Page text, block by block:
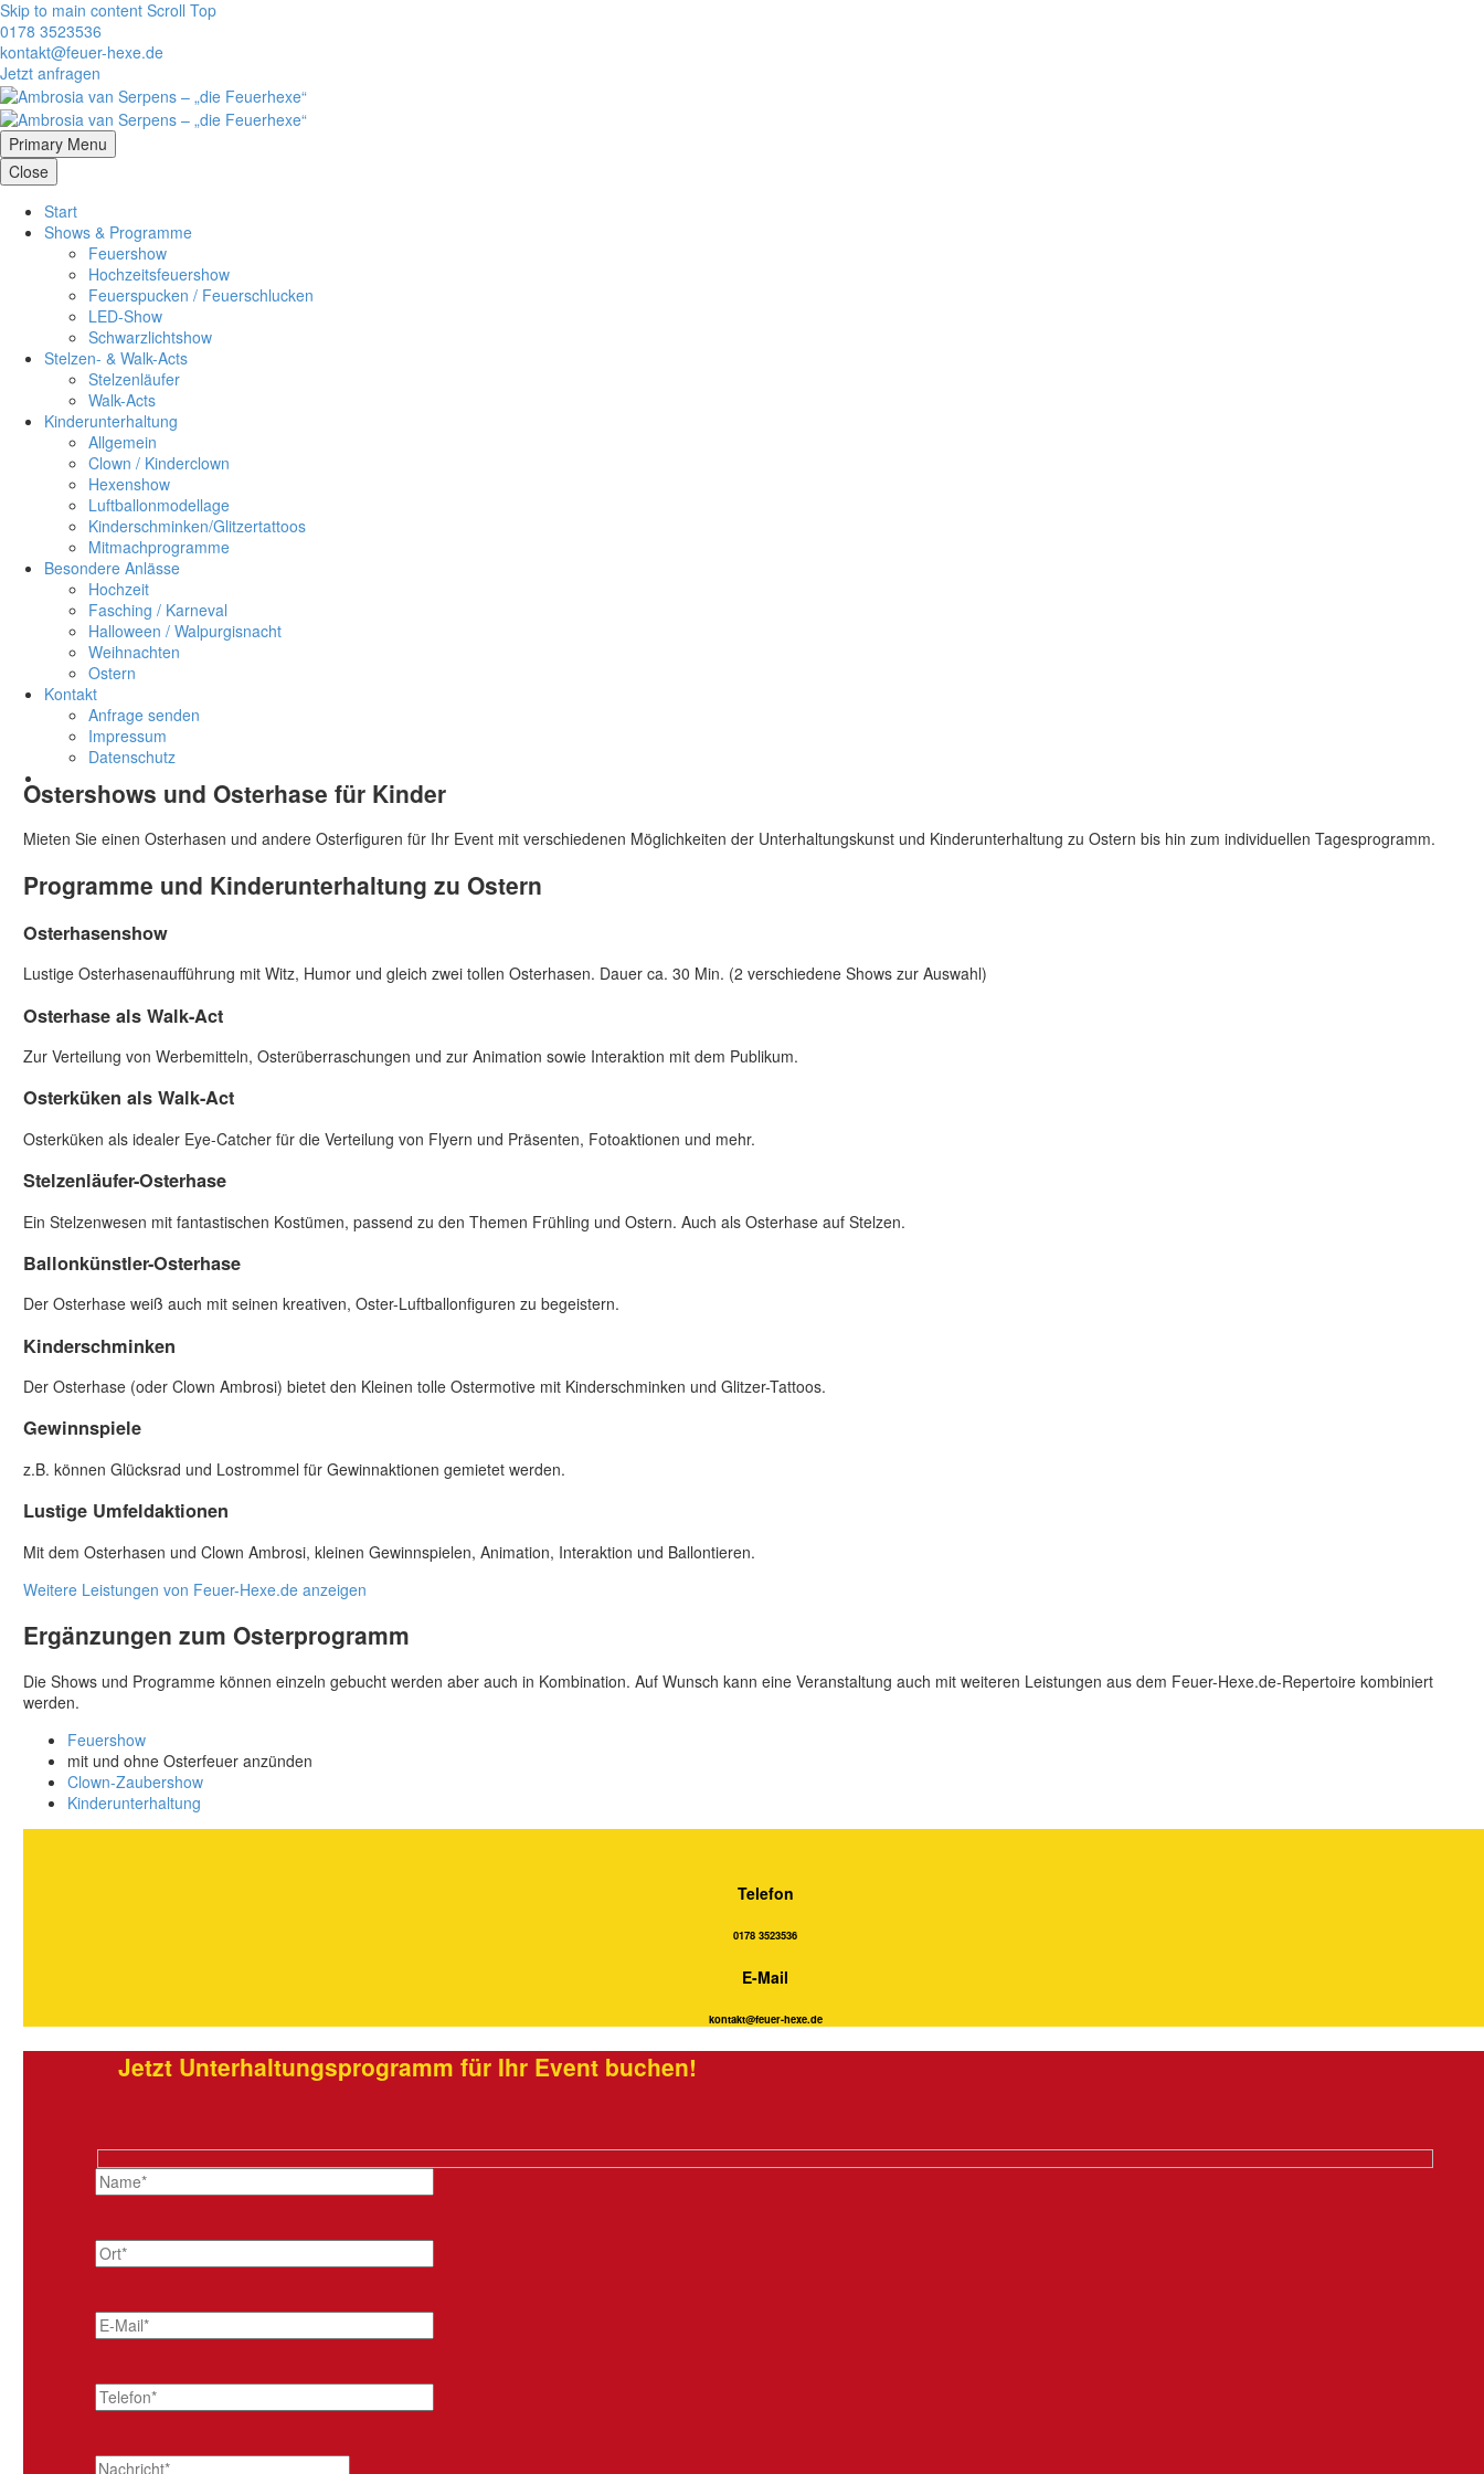
Skip to main content Scroll Top
0178 3523536
kontakt@feuer-hexe.de
Jetzt anfragen
Primary Menu
Close
Start
Shows & Programme
Feuershow
Hochzeitsfeuershow
Feuerspucken / Feuerschlucken
LED-Show
Schwarzlichtshow
Stelzen- & Walk-Acts
Stelzenläufer
Walk-Acts
Kinderunterhaltung
Allgemein
Clown / Kinderclown
Hexenshow
Luftballonmodellage
Kinderschminken/Glitzertattoos
Mitmachprogramme
Besondere Anlässe
Hochzeit
Fasching / Karneval
Halloween / Walpurgisnacht
Weihnachten
Ostern
Kontakt
Anfrage senden
Impressum
Datenschutz
Ostershows und Osterhase für Kinder
Mieten Sie einen Osterhasen und andere Osterfiguren für Ihr Event mit verschiedenen Möglichkeiten der Unterhaltungskunst und Kinderunterhaltung zu Ostern bis hin zum individuellen Tagesprogramm.
Programme und Kinderunterhaltung zu Ostern
Osterhasenshow
Lustige Osterhasenaufführung mit Witz, Humor und gleich zwei tollen Osterhasen. Dauer ca. 30 Min. (2 verschiedene Shows zur Auswahl)
Osterhase als Walk-Act
Zur Verteilung von Werbe­mitteln, Oster­überraschungen und zur Animation sowie Interaktion mit dem Publikum.
Osterküken als Walk-Act
Osterküken als idealer Eye-Catcher für die Verteilung von Flyern und Präsenten, Fotoaktionen und mehr.
Stelzenläufer-Osterhase
Ein Stelzenwesen mit fantastischen Kostümen, passend zu den Themen Frühling und Ostern. Auch als Osterhase auf Stelzen.
Ballonkünstler-Osterhase
Der Osterhase weiß auch mit seinen kreativen, Oster-Luft­ballon­figuren zu begeistern.
Kinderschminken
Der Oster­hase (oder Clown Ambrosi) bietet den Kleinen tolle Ostermotive mit Kinder­schminken und Glitzer-Tattoos.
Gewinnspiele
z.B. können Glücksrad und Los­trommel für Gewinnaktionen gemietet werden.
Lustige Umfeldaktionen
Mit dem Osterhasen und Clown Ambrosi, kleinen Gewinn­spielen, Animation, Interaktion und Ballon­tieren.
Weitere Leistungen von Feuer-Hexe.de anzeigen
Ergänzungen zum Osterprogramm
Die Shows und Programme können einzeln gebucht werden aber auch in Kombination. Auf Wunsch kann eine Veranstaltung auch mit weiteren Leistungen aus dem Feuer-Hexe.de-Repertoire kombiniert
werden.
Feuershow
mit und ohne Osterfeuer anzünden
Clown-Zaubershow
Kinderunterhaltung
Telefon
0178 3523536
E-Mail
kontakt@feuer-hexe.de
Jetzt Unterhaltungsprogramm für Ihr Event buchen!
Hidden
fields